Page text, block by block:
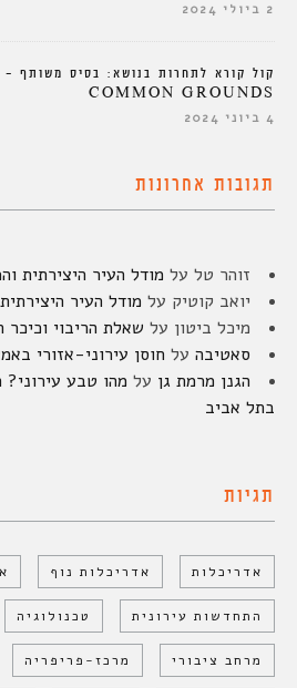
2 ביולי 2024
קול קורא לתחרות בנושא: בסיס
COMMON GROUNDS
4 ביוני 2024
תגובות אחרונות
זוהר טל על מודל העיר היצירתית
יואב קוטיק על מודל העיר
מיכל ביטון על שאלת הריבוי
סאטיבה על חוסן עירוני-אזורי
הגנן מרמת גן על מהו טבע
בתל אביב
תגיות
אדריכלות אדריכלות נוף
התחדשות עירונית טכנולוגיה
מרחב ציבורי מרכז-פריפריה